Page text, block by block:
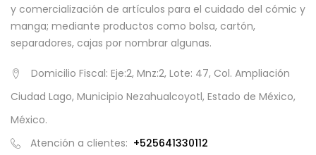
y comercialización de artículos para el cuidado del cómic y
manga; mediante productos como bolsa, cartón,
separadores, cajas por nombrar algunas.
Domicilio Fiscal: Eje:2, Mnz:2, Lote: 47, Col. Ampliación
Ciudad Lago, Municipio Nezahualcoyotl, Estado de México,
México.
Atención a clientes: +525641330112